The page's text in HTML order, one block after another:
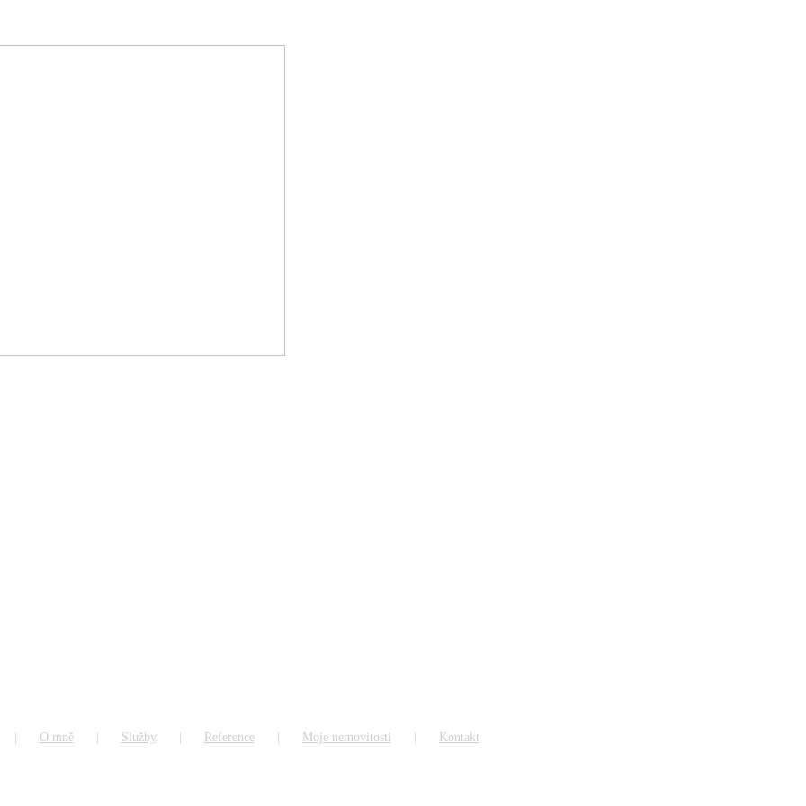
O mně Služby Reference Moje nemovitosti Kontakt